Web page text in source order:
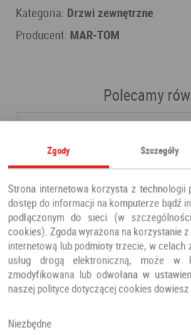
Kategoria: Drzwi zewnętrzne
Producent: MAR-TOM
Polecamy
Zgody Szczegóły
Strona internetowa korzysta z technologii
dostęp do informacji na komputerze bądź
podłączonym do sieci (w
cookies). Zgoda wyrażona na korzystanie
internetową lub podmioty trzecie, w celach
usług drogą elektroniczną, może w
zmodyfikowana lub odwołana w
naszej polityce dotyczącej cookies
Niezbędne